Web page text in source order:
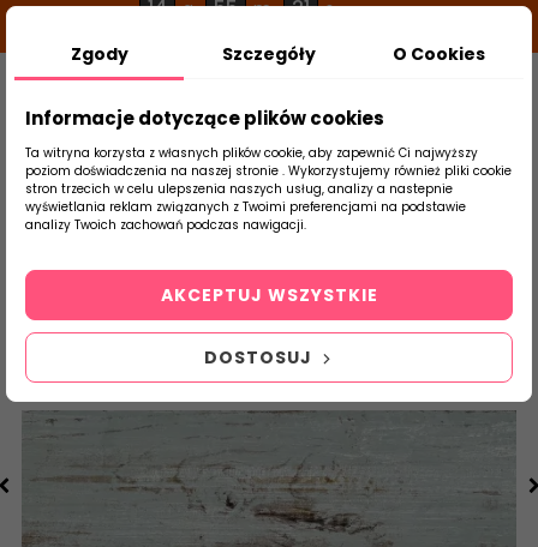
14 g 55 m 21 s
Szukaj
produktu
Strona Główna Salon / Taras
Zgody Szczegóły O Cookies
Informacje dotyczące plików cookies
Ta witryna korzysta z własnych plików cookie, aby zapewnić Ci najwyższy
poziom doświadczenia na naszej stronie . Wykorzystujemy również pliki cookie
stron trzecich w celu ulepszenia naszych usług, analizy a nastepnie
wyświetlania reklam związanych z Twoimi preferencjami na podstawie
analizy Twoich zachowań podczas nawigacji.
DOSTOSUJ
AKCEPTUJ WSZYSTKIE